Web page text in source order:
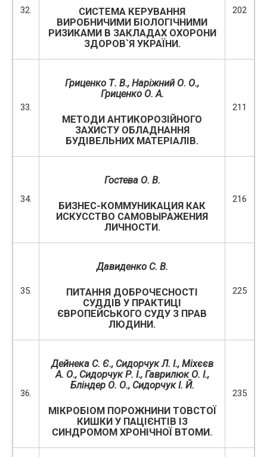
32.
СИСТЕМА КЕРУВАННЯ
ВИРОБНИЧИМИ БІОЛОГІЧНИМИ
РИЗИКАМИ В ЗАКЛАДАХ ОХОРОНИ
ЗДОРОВ`Я УКРАЇНИ.
202
33.
Гриценко Т. В., Наріжний О. О.,
Гриценко О. А.
МЕТОДИ АНТИКОРОЗІЙНОГО
ЗАХИСТУ ОБЛАДНАННЯ
БУДІВЕЛЬНИХ МАТЕРІАЛІВ.
211
34.
Гостева О. В.
БИЗНЕС-КОММУНИКАЦИЯ КАК
ИСКУССТВО САМОВЫРАЖЕНИЯ
ЛИЧНОСТИ.
216
35.
Давиденко С. В.
ПИТАННЯ ДОБРОЧЕСНОСТІ
СУДДІВ У ПРАКТИЦІ
ЄВРОПЕЙСЬКОГО СУДУ З ПРАВ
ЛЮДИНИ.
225
36.
Дейнека С. Є., Сидорчук Л. І., Міхєєв
А. О., Сидорчук Р. І., Гаврилюк О. І.,
Бліндер О. О., Сидорчук І. Й.
МІКРОБІОМ ПОРОЖНИНИ ТОВСТОЇ
КИШКИ У ПАЦІЄНТІВ ІЗ
СИНДРОМОМ ХРОНІЧНОЇ ВТОМИ.
235